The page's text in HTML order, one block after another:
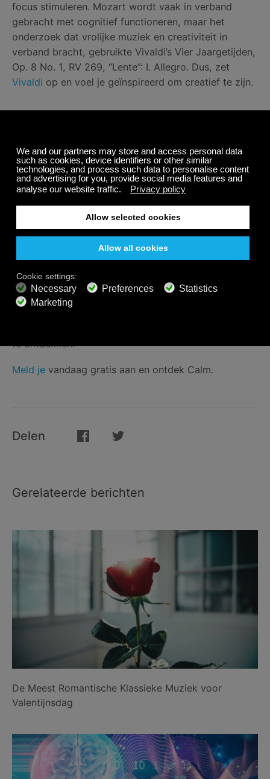
focus stimuleren. Mozart wordt vaak in verband
gebracht met cognitief functioneren, maar het
onderzoek dat vrolijke muziek en creativiteit in
verband bracht, gebruikte Vivaldi’s Vier Jaargetijden,
Op. 8 No. 1, RV 269, “Lente”: I. Allegro. Dus, zet
Vivaldi op en voel je geïnspireerd om creatief te zijn.
Als je een beetje bent zoals ik, dan kan muziek met
woorden erg afleidend zijn, zeker wanneer je je moet
concentreren. OnsBrain Focus kanaalis een
cerebrale mix van boeiende elektronische muziek om
je hersenen te programmeren productief te zijn. Stem
af voor de perfecte focus.
Luister Gratis naar Calm Radio
Calm Radio heeft meer dan 550 kanalen waarvan
velen puur gericht zijn op je gezondheid en welzijn,
te ontdekken.
Meld je vandaag gratis aan en ontdek Calm.
Delen
Gerelateerde berichten
De Meest Romantische Klassieke Muziek voor
Valentijnsdag